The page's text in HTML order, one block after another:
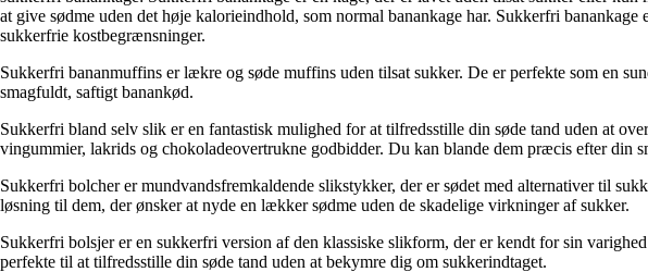
at give sødme uden det høje kalorieindhold, som normal banankage har. Sukkerfri
sukkerfrie kostbegrænsninger.
Sukkerfri bananmuffins er lækre og søde muffins uden tilsat sukker. De er perfekte som en
smagfuldt, saftigt banankød.
Sukkerfri bland selv slik er en fantastisk mulighed for at tilfredsstille din søde tand uden at
vingummier, lakrids og chokoladeovertrukne godbidder. Du kan blande dem præcis efter din
Sukkerfri bolcher er mundvandsfremkaldende slikstykker, der er sødet med alternativer til
løsning til dem, der ønsker at nyde en lækker sødme uden de skadelige virkninger af sukker.
Sukkerfri bolsjer er en sukkerfri version af den klassiske slikform, der er kendt for sin
perfekte til at tilfredsstille din søde tand uden at bekymre dig om sukkerindtaget.